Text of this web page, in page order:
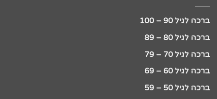
ברכה לגיל 90 – 100
ברכה לגיל 80 – 89
ברכה לגיל 70 – 79
ברכה לגיל 60 – 69
ברכה לגיל 50 – 59